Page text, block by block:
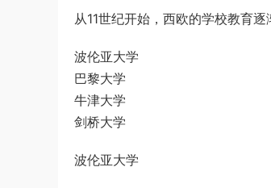
从11世纪开始，西欧的学校教育
波伦亚大学
巴黎大学
牛津大学
剑桥大学
波伦亚大学